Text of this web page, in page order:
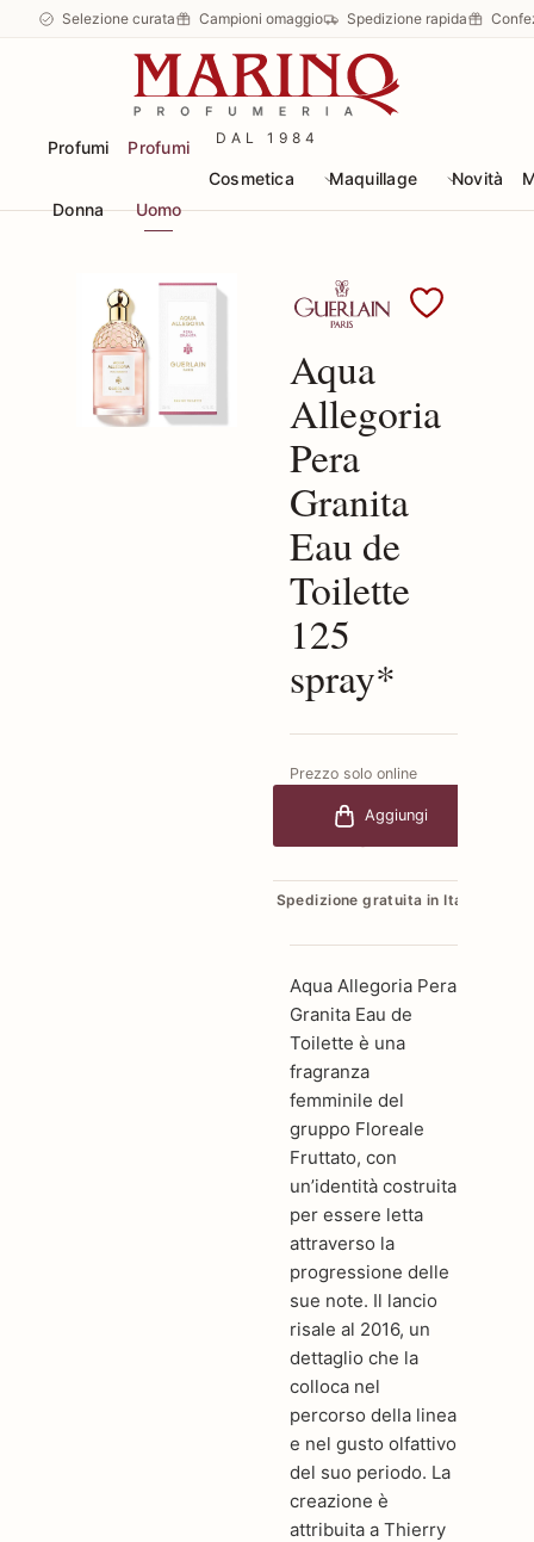
Selezione curata Campioni omaggio Spedizione rapida
DAL 1984
Profumi
Donna
Profumi
Uomo
Cosmetica Maquillage Novità
Scopri i prodotti
Aqua
Allegoria
Pera
Granita
Eau de
Toilette
125
spray*
Prezzo solo online
€104,79
Aggiungi
Spedizione gratuita in Italia
Aqua Allegoria Pera
Granita Eau de
Toilette è una
fragranza
femminile del
gruppo Floreale
Fruttato, con
un’identità costruita
per essere letta
attraverso la
progressione delle
sue note. Il lancio
risale al 2016, un
dettaglio che la
colloca nel
percorso della linea
e nel gusto olfattivo
del suo periodo. La
creazione è
attribuita a Thierry